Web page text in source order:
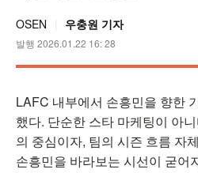
OSEN 우충원 기자
발행 2026.01.22 16: 28
LAFC 내부에서 손흥민을 향한
했다. 단순한 스타 마케팅이 아
의 중심이자, 팀의 시즌 흐름 자
손흥민을 바라보는 시선이 굳어